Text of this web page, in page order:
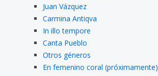
Juan Vázquez
Carmina Antiqva
In illo tempore
Canta Pueblo
Otros géneros
En femenino coral (próximamente)